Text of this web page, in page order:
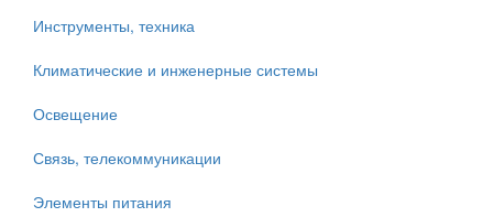
Инструменты, техника
Климатические и инженерные системы
Освещение
Связь, телекоммуникации
Элементы питания